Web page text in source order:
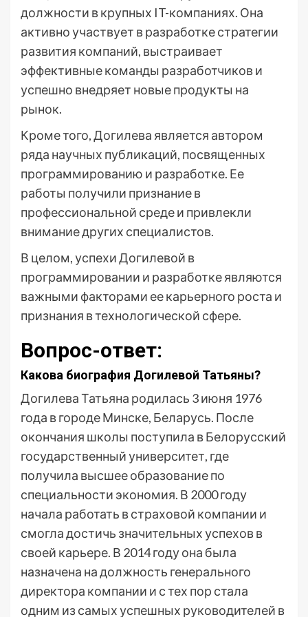
должности в крупных IT-компаниях. Она
активно участвует в разработке стратегии
развития компаний, выстраивает
эффективные команды разработчиков и
успешно внедряет новые продукты на
рынок.
Кроме того, Догилева является автором
ряда научных публикаций, посвященных
программированию и разработке. Ее
работы получили признание в
профессиональной среде и привлекли
внимание других специалистов.
В целом, успехи Догилевой в
программировании и разработке являются
важными факторами ее карьерного роста и
признания в технологической сфере.
Вопрос-ответ:
Какова биография Догилевой Татьяны?
Догилева Татьяна родилась 3 июня 1976
года в городе Минске, Беларусь. После
окончания школы поступила в Белорусский
государственный университет, где
получила высшее образование по
специальности экономия. В 2000 году
начала работать в страховой компании и
смогла достичь значительных успехов в
своей карьере. В 2014 году она была
назначена на должность генерального
директора компании и с тех пор стала
одним из самых успешных руководителей в